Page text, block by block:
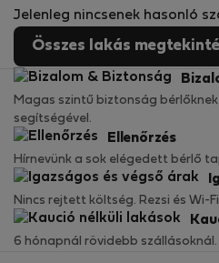
Jelenleg nincsenek hasonló
Összes lakás
Magas szintű biztonság
segítségével.
Ellenőrzés
Hírnevünk a sok elégedett bérlő
Nincs rejtett költség. Rezsi és Wi-
6 hónapnál rövidebb szállásoknál.